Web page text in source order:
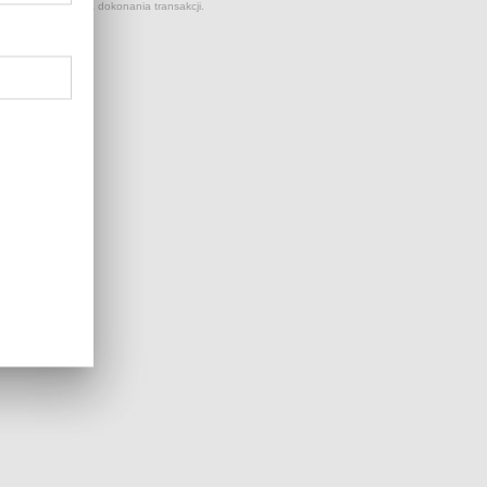
NBP z dnia dokonania transakcji.